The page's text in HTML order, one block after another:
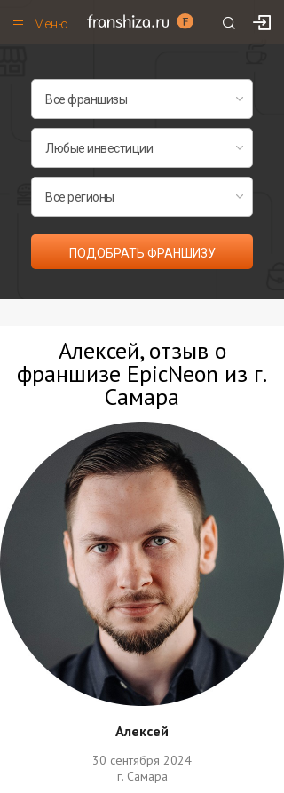
Меню
Франшизы по категориям
ПОДОБРАТЬ ФРАНШИЗУ
Алексей, отзыв о
франшизе EpicNeon из г.
Самара
Алексей
30 сентября 2024
г. Самара